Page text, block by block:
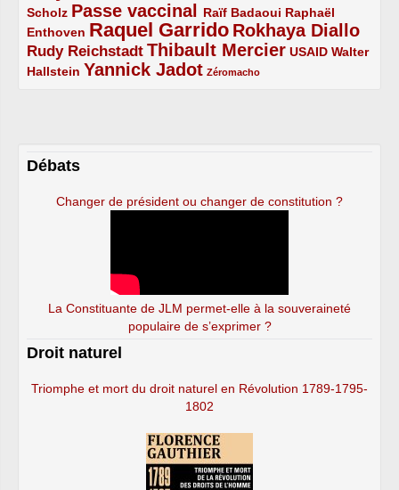
Scholz
2/5 Passe vaccinal
4/5 Raïf Badaoui
2/5
Raphaël
Enthoven
2/5 Raquel Garrido
5/5 Rokhaya Diallo
4/5
Rudy Reichstadt
3/5 Thibault Mercier
4/5 USAID
2/5
Walter
Hallstein
2/5 Yannick Jadot
4/5 Zéromacho
1/5
Débats
Changer de président ou changer de constitution ?
La Constituante de JLM permet-elle à la souveraineté
populaire de s’exprimer ?
Droit naturel
Triomphe et mort du droit naturel en Révolution 1789-1795-
1802